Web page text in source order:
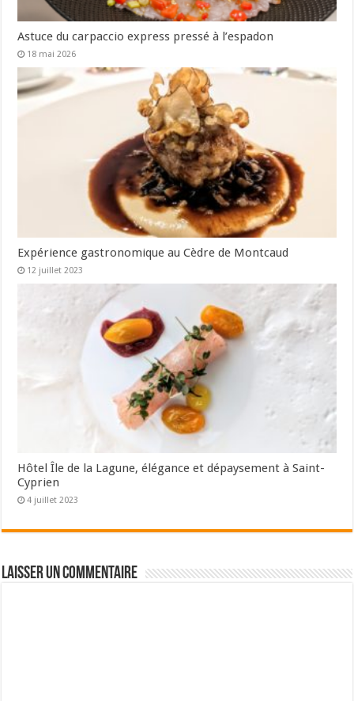
Astuce du carpaccio express pressé à l’espadon
18 mai 2026
Expérience gastronomique au Cèdre de Montcaud
12 juillet 2023
Hôtel Île de la Lagune, élégance et dépaysement à Saint-
Cyprien
4 juillet 2023
Laisser un commentaire